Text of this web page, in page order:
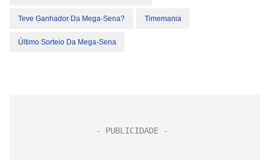
Teve Ganhador Da Mega-Sena? Timemania
Último Sorteio Da Mega-Sena